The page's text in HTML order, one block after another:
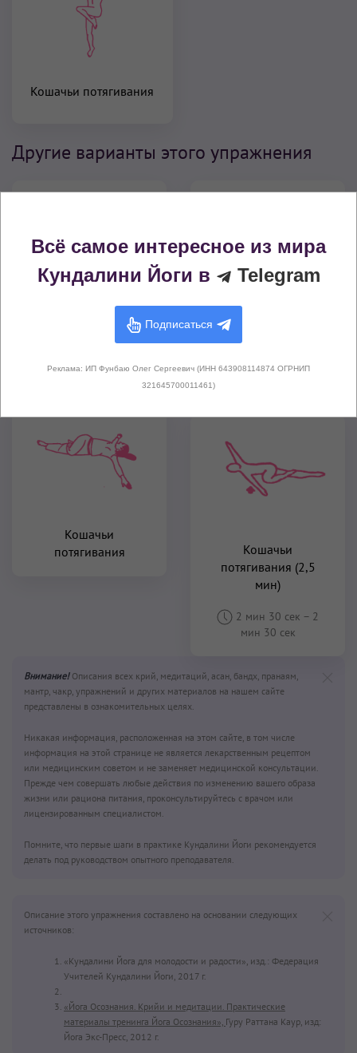
Кошачьи потягивания
Другие варианты этого упражнения
потягивания с
потягивания (1 мин)
1 мин–1 мин
Кошачьи
потягивания
Кошачьи
потягивания (2,5
мин)
2 мин 30 сек – 2
мин 30 сек
Внимание!Описания всех крий, медитаций, асан, бандх, пранаям,
мантр, чакр, упражнений и других материалов на нашем сайте
представлены в ознакомительных целях.
Никакая информация, расположенная на этом сайте, в том числе
информация на этой странице не является лекарственным рецептом
или медицинским советом и не заменяет медицинской консультации.
Прежде чем совершать любые действия по изменению вашего образа
жизни или рациона питания, проконсультируйтесь с врачом или
лицензированным специалистом.
Помните, что первые шаги в практике Кундалини Йоги рекомендуется
делать под руководством опытного преподавателя.
Описание этого упражнения составлено на основании следующих
источников:
«Кундалини Йога для молодости и радости», изд.: Федерация
Учителей Кундалини Йоги, 2017 г.
«Йога Осознания. Крийи и медитации. Практические
материалы тренинга Йога Осознания», Гуру Раттана Каур, изд:
Йога Экс-Пресс, 2012 г.
Всё самое интересное из мира
Кундалини Йоги в
Telegram
Подписаться
Реклама: ИП Фунбаю Олег Сергеевич (ИНН 643908114874 ОГРНИП
321645700011461)